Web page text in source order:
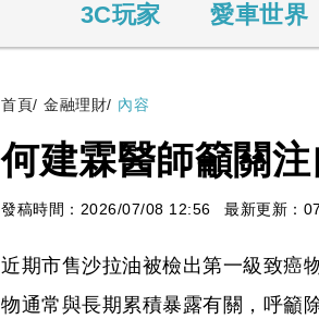
3C玩家 愛車世界
首頁/ 金融理財/ 內容
何建霖醫師籲關
發稿時間：2026/07/08 12:56 最新更新：
近期市售沙拉油被檢出第一級致癌
物通常與長期累積暴露有關，呼籲